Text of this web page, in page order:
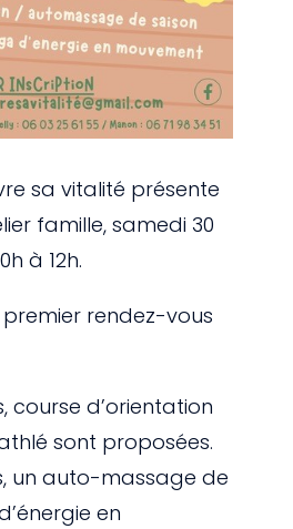
sa vitalité présente
famille, samedi 30
à 12h.
rendez-vous
course d’orientation
sont proposées.
un auto-massage de
en